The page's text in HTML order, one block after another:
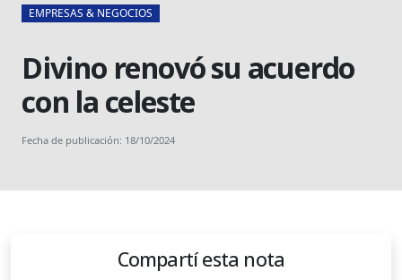
EMPRESAS & NEGOCIOS
Divino renovó su acuerdo
con la celeste
Fecha de publicación: 18/10/2024
Compartí esta nota